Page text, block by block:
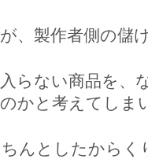
、製作者側の儲
らない商品を、
かと考えてしま
んとしたからく